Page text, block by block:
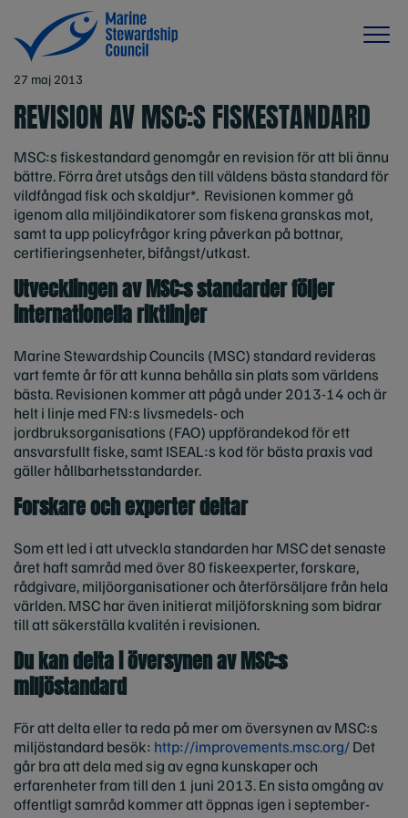
27 maj 2013
REVISION AV MSC:S FISKESTANDARD
MSC:s fiskestandard genomgår en revision för att bli ännu
bättre. Förra året utsågs den till väldens bästa standard för
vildfångad fisk och skaldjur*. Revisionen kommer gå
igenom alla miljöindikatorer som fiskena granskas mot,
samt ta upp policyfrågor kring påverkan på bottnar,
certifieringsenheter, bifångst/utkast.
Utvecklingen av MSC:s standarder följer
internationella riktlinjer
Marine Stewardship Councils (MSC) standard revideras
vart femte år för att kunna behålla sin plats som världens
bästa. Revisionen kommer att pågå under 2013-14 och är
helt i linje med FN:s livsmedels- och
jordbruksorganisations (FAO) uppförandekod för ett
ansvarsfullt fiske, samt ISEAL:s kod för bästa praxis vad
gäller hållbarhetsstandarder.
Forskare och experter deltar
Som ett led i att utveckla standarden har MSC det senaste
året haft samråd med över 80 fiskeexperter, forskare,
rådgivare, miljöorganisationer och återförsäljare från hela
världen. MSC har även initierat miljöforskning som bidrar
till att säkerställa kvalitén i revisionen.
Du kan delta i översynen av MSC:s
miljöstandard
För att delta eller ta reda på mer om översynen av MSC:s
miljöstandard besök: http://improvements.msc.org/Det
går bra att dela med sig av egna kunskaper och
erfarenheter fram till den 1 juni 2013. En sista omgång av
offentligt samråd kommer att öppnas igen i september-